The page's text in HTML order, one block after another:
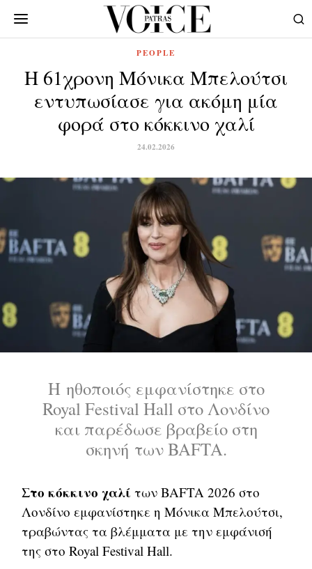
PEOPLE
Η 61χρονη Μόνικα Μπελούτσι
εντυπωσίασε για ακόμη μία
φορά στο κόκκινο χαλί
24.02.2026
Η ηθοποιός εμφανίστηκε στο
Royal Festival Hall στο Λονδίνο
και παρέδωσε βραβείο στη
σκηνή των BAFTA.
Στο κόκκινο χαλί των BAFTA 2026 στο
Λονδίνο εμφανίστηκε η Μόνικα Μπελούτσι,
τραβώντας τα βλέμματα με την εμφάνισή
της στο Royal Festival Hall.